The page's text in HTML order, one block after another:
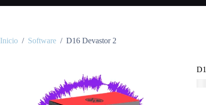
Inicio / Software / D16 Devastor 2